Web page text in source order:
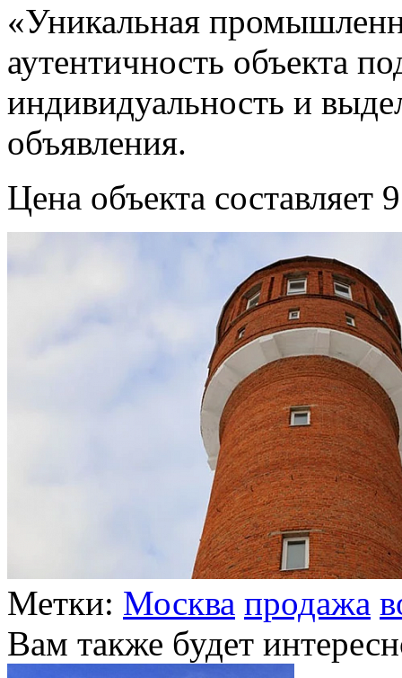
«Уникальная
аутентичность объекта
индивидуальность и
объявления.
Цена объекта составляет
Метки: Москва продажа
Вам также будет